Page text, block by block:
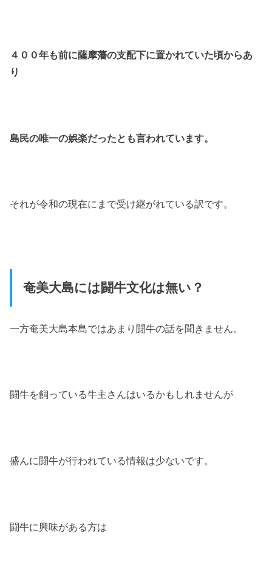
４００年も前に薩摩藩の支配下に置かれていた頃からあ
り
島民の唯一の娯楽だったとも言われています。
それが令和の現在にまで受け継がれている訳です。
奄美大島には闘牛文化は無い？
一方奄美大島本島ではあまり闘牛の話を聞きません。
闘牛を飼っている牛主さんはいるかもしれませんが
盛んに闘牛が行われている情報は少ないです。
闘牛に興味がある方は